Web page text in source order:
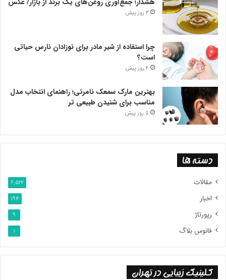
3 روز پیش
چرا استفاده از شیر مادر برای نوزادان نارس حیاتی
است؟
4 روز پیش
بهترین مارک سمعک نامرئی؛ راهنمای انتخاب مدل
مناسب برای شنیدن طبیعی تر
5 روز پیش
دسته ها
مقالات 6,522
اخبار 194
رپورتاژ 9
فانوس بلاگ 1
کلینیک زیبایی در تهران